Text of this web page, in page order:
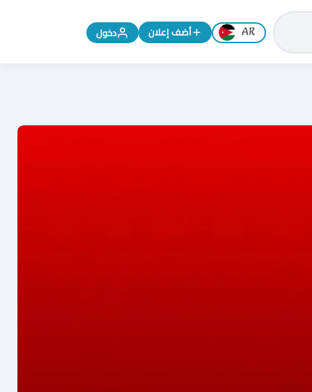
تغيير اللغة إلى الإنجليزية
أضف إعلان دخول